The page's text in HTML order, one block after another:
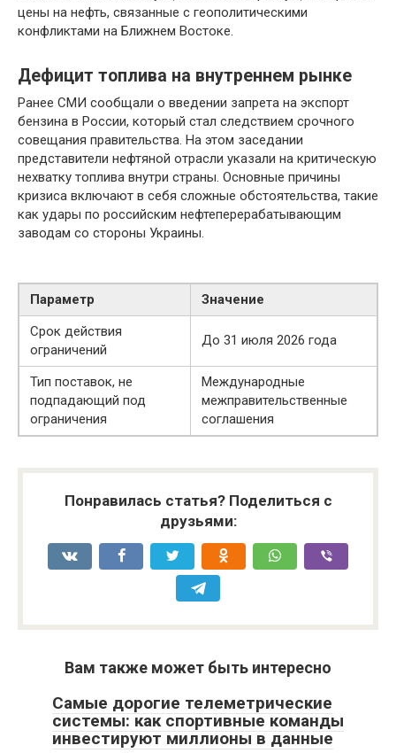
цены на нефть, связанные с геополитическими
конфликтами на Ближнем Востоке.
Дефицит топлива на внутреннем рынке
Ранее СМИ сообщали о введении запрета на экспорт
бензина в России, который стал следствием срочного
совещания правительства. На этом заседании
представители нефтяной отрасли указали на критическую
нехватку топлива внутри страны. Основные причины
кризиса включают в себя сложные обстоятельства, такие
как удары по российским нефтеперерабатывающим
заводам со стороны Украины.
Параметр
Значение
Срок действия
ограничений
До 31 июля 2026 года
Тип поставок, не
подпадающий под
ограничения
Международные
межправительственные
соглашения
Понравилась статья? Поделиться с
друзьями:
Вам также может быть интересно
Самые дорогие телеметрические
системы: как спортивные команды
инвестируют миллионы в данные